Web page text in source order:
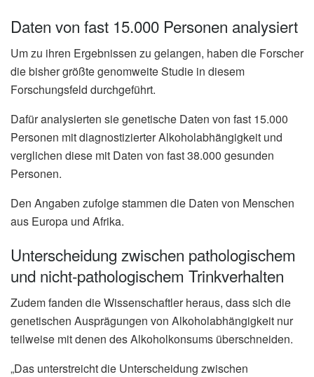
Daten von fast 15.000 Personen analysiert
Um zu ihren Ergebnissen zu gelangen, haben die Forscher
die bisher größte genomweite Studie in diesem
Forschungsfeld durchgeführt.
Dafür analysierten sie genetische Daten von fast 15.000
Personen mit diagnostizierter Alkoholabhängigkeit und
verglichen diese mit Daten von fast 38.000 gesunden
Personen.
Den Angaben zufolge stammen die Daten von Menschen
aus Europa und Afrika.
Unterscheidung zwischen pathologischem
und nicht-pathologischem Trinkverhalten
Zudem fanden die Wissenschaftler heraus, dass sich die
genetischen Ausprägungen von Alkoholabhängigkeit nur
teilweise mit denen des Alkoholkonsums überschneiden.
„Das unterstreicht die Unterscheidung zwischen